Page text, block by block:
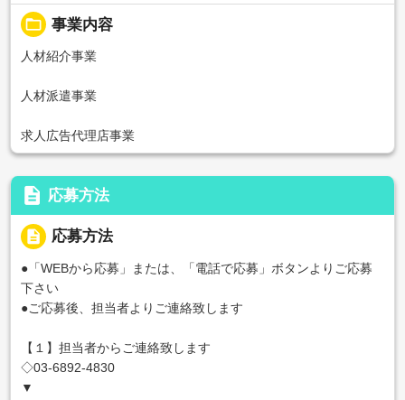
folder_open 事業内容
人材紹介事業
人材派遣事業
求人広告代理店事業
description 応募方法
description 応募方法
●「WEBから応募」または、「電話で応募」ボタンよりご応募
下さい
●ご応募後、担当者よりご連絡致します
【１】担当者からご連絡致します
◇03-6892-4830
▼